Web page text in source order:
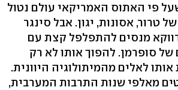
פי האתוס האמריקאי עולם נטול
טרור, אסונות, יגון. אבל סינגר
מנסים להתפלפל קצת עם
של סופרמן. להפוך אותו לא רק
לאלים מהמיתולוגיה היוונית.
מאלפי שנות התרבות המערבית,